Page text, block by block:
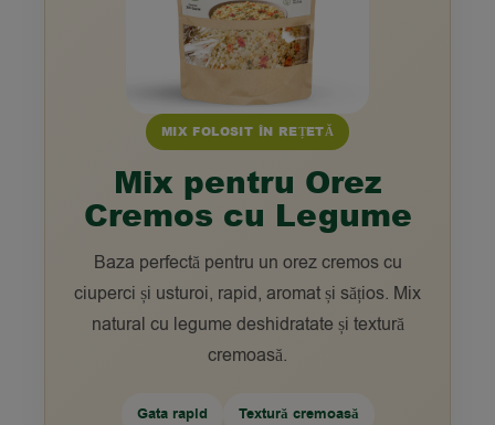
MIX FOLOSIT ÎN REȚETĂ
Mix pentru Orez
Cremos cu Legume
Baza perfectă pentru un orez cremos cu
ciuperci și usturoi, rapid, aromat și sățios. Mix
natural cu legume deshidratate și textură
cremoasă.
Gata rapid Textură cremoasă